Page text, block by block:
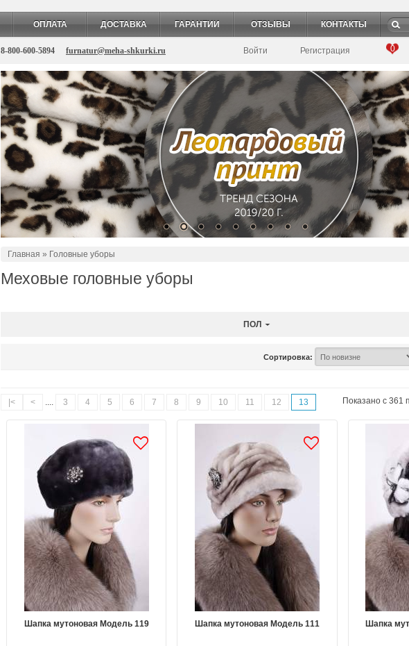
ОПЛАТА ДОСТАВКА ГАРАНТИИ ОТЗЫВЫ КОНТАКТЫ
8-800-600-5894 furnatur@meha-shkurki.ru Войти Регистрация 0
Главная » Головные уборы
Меховые головные уборы
ПОЛ
Сортировка:
|< < .... 3 4 5 6 7 8 9 10 11 12 13 Показано с 361
Шапка мутоновая Модель 119 Шапка мутоновая Модель 111 Шапка